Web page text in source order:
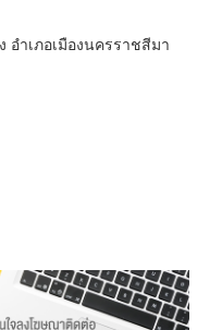
อำเภอเมืองนครราชสีมา